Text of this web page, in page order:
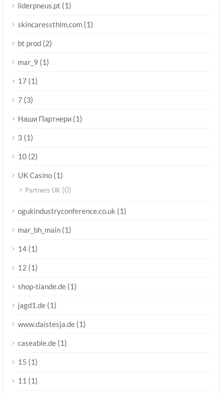
liderpneus.pt (1)
skincaressthlm.com (1)
bt prod (2)
mar_9 (1)
17 (1)
7 (3)
Наши Партнери (1)
3 (1)
10 (2)
UK Casino (1)
Partners UK (0)
ogukindustryconference.co.uk (1)
mar_bh_main (1)
14 (1)
12 (1)
shop-tiande.de (1)
jagd1.de (1)
www.daistesja.de (1)
caseable.de (1)
15 (1)
11 (1)